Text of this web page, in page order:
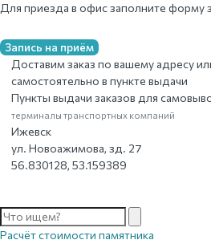
Для приезда в офис заполните форму
Запись на приём
Доставим заказ по вашему адресу
самостоятельно в пункте выдачи
Пункты выдачи заказов для
терминалы транспортных компаний
Ижевск
ул. Новоажимова, зд. 27
56.830128, 53.159389
Расчёт стоимости памятника